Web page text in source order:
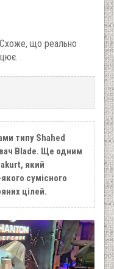
що реально
типу Shahed
Blade. Ще одним
який
сумісного
цілей.